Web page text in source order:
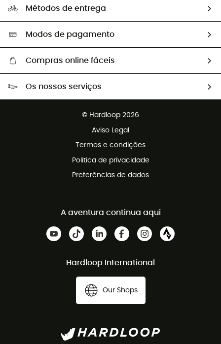
Trocas & Devoluções
Os nossos embaixadores
Seleção eco-responsável
Métodos de entrega
Modos de pagamento
Compras online fáceis
Devoluções gratuitas em 100 dias
Os nossos serviços
© Hardloop 2026
Aviso Legal
Termos e condições
Politica de privacidade
Preferências de dados
A aventura continua aqui
Hardloop International
Our Shops